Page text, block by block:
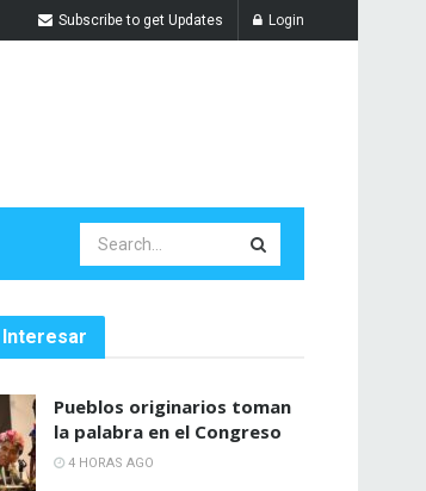
Subscribe to get Updates Login
Pueblos originarios toman
la palabra en el Congreso
4 HORAS AGO